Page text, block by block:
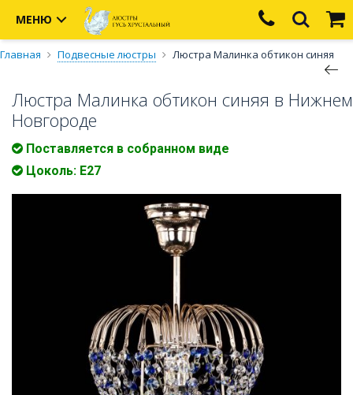
МЕНЮ
Главная Подвесные люстры Люстра Малинка обтикон синяя
Люстра Малинка обтикон синяя в Нижнем
Новгороде
Поставляется в собранном виде
Цоколь: Е27